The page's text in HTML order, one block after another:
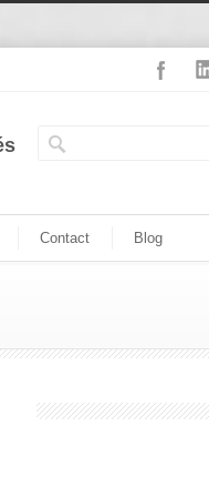
Contact Blog